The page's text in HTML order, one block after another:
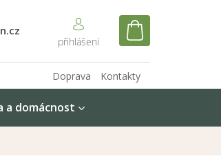
NÁKUPNÍ
Kontakty
Doprava
a domácnost